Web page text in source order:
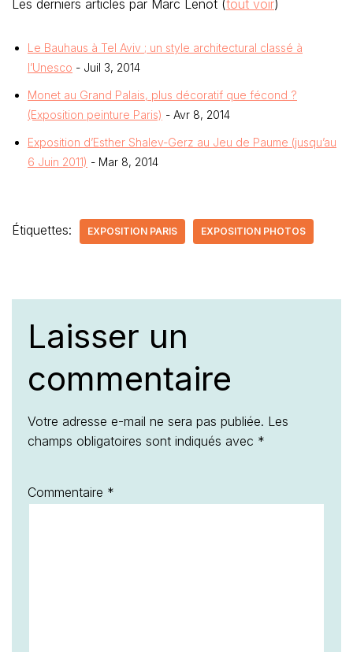
Les derniers articles par Marc Lenot (tout voir)
Le Bauhaus à Tel Aviv ; un style architectural classé à
l’Unesco - Juil 3, 2014
Monet au Grand Palais, plus décoratif que fécond ?
(Exposition peinture Paris) - Avr 8, 2014
Exposition d’Esther Shalev-Gerz au Jeu de Paume (jusqu’au
6 Juin 2011) - Mar 8, 2014
Étiquettes: EXPOSITION PARIS EXPOSITION PHOTOS
Laisser un
commentaire
Votre adresse e-mail ne sera pas publiée. Les
champs obligatoires sont indiqués avec *
Commentaire *